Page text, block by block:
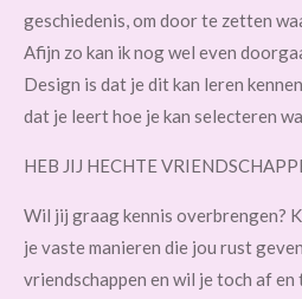
geschiedenis, om door te zetten
Afijn zo kan ik nog wel even
Design is dat je dit kan leren
dat je leert hoe je kan selecteren
HEB JIJ HECHTE
Wil jij graag kennis overbrengen?
je vaste manieren die jou rust
vriendschappen en wil je toch af